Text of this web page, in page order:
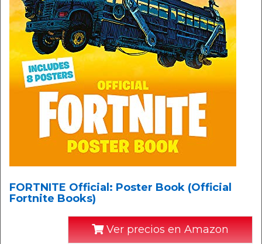
FORTNITE Official: Poster Book (Official
Fortnite Books)
Ver precios en Amazon